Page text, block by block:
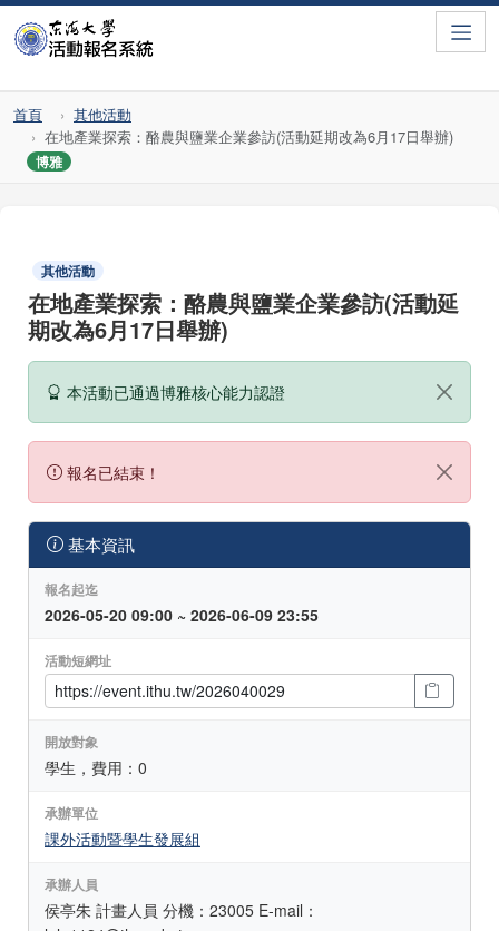
首頁
其他活動
在地產業探索：酪農與鹽業企業參訪(活動延期改為6月17日舉辦)
博雅
其他活動
在地產業探索：酪農與鹽業企業參訪(活動延
期改為6月17日舉辦)
本活動已通過博雅核心能力認證
報名已結束！
基本資訊
報名起迄
2026-05-20 09:00 ~ 2026-06-09 23:55
活動短網址
開放對象
學生，費用：0
承辦單位
課外活動暨學生發展組
承辦人員
侯亭朱 計畫人員 分機：23005 E-mail：